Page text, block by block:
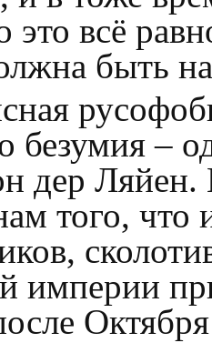
это всё
быть
безумия –
дер
того, что
империи